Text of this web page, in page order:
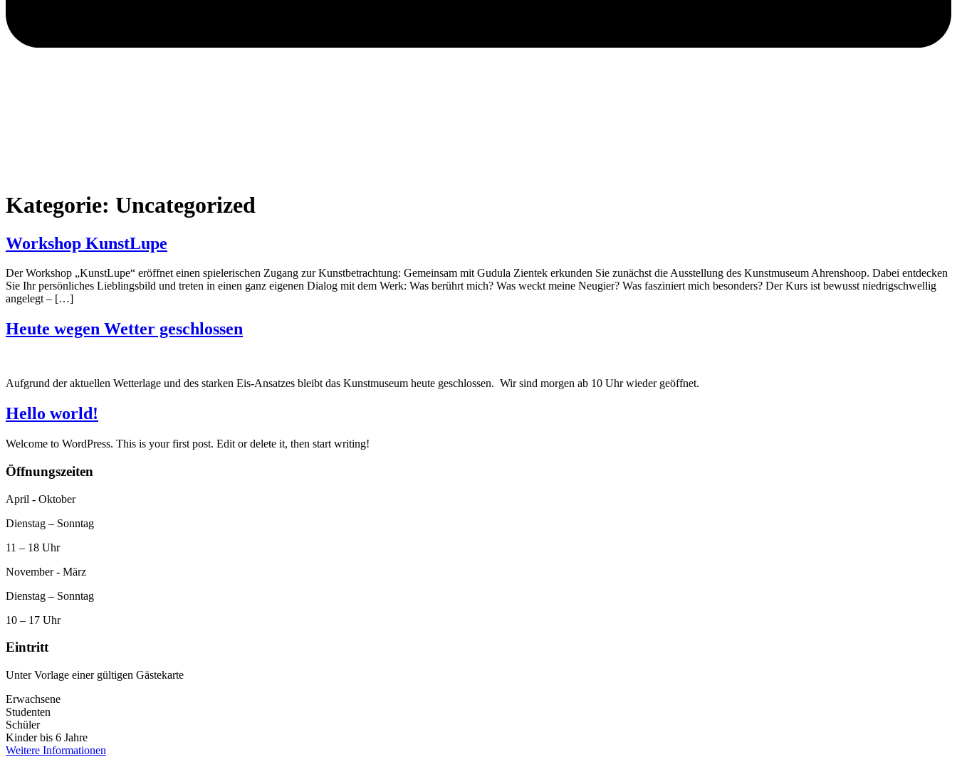
Kategorie: Uncategorized
Workshop KunstLupe
Der Workshop „KunstLupe“ eröffnet einen spielerischen Zugang zur Kunstbetrachtung: Gemeinsam mit Gudula Zientek erkunden Sie zunächst die Ausstellung des Kunstmuseum Ahrenshoop. Dabei entdecken
Sie Ihr persönliches Lieblingsbild und treten in einen ganz eigenen Dialog mit dem Werk: Was berührt mich? Was weckt meine Neugier? Was fasziniert mich besonders? Der Kurs ist bewusst niedrigschwellig
angelegt – […]
Heute wegen Wetter geschlossen
Aufgrund der aktuellen Wetterlage und des starken Eis-Ansatzes bleibt das Kunstmuseum heute geschlossen. Wir sind morgen ab 10 Uhr wieder geöffnet.
Hello world!
Welcome to WordPress. This is your first post. Edit or delete it, then start writing!
Öffnungszeiten
April - Oktober
Dienstag – Sonntag
11 – 18 Uhr
November - März
Dienstag – Sonntag
10 – 17 Uhr
Eintritt
Unter Vorlage einer gültigen Gästekarte
Erwachsene
Studenten
Schüler
Kinder bis 6 Jahre
Weitere Informationen